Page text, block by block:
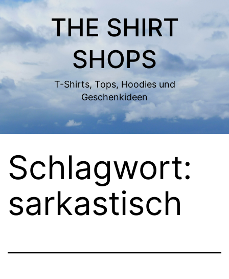
Zum
Inhalt
springen
THE SHIRT
SHOPS
T-Shirts, Tops, Hoodies und
Geschenkideen
Schlagwort:
sarkastisch